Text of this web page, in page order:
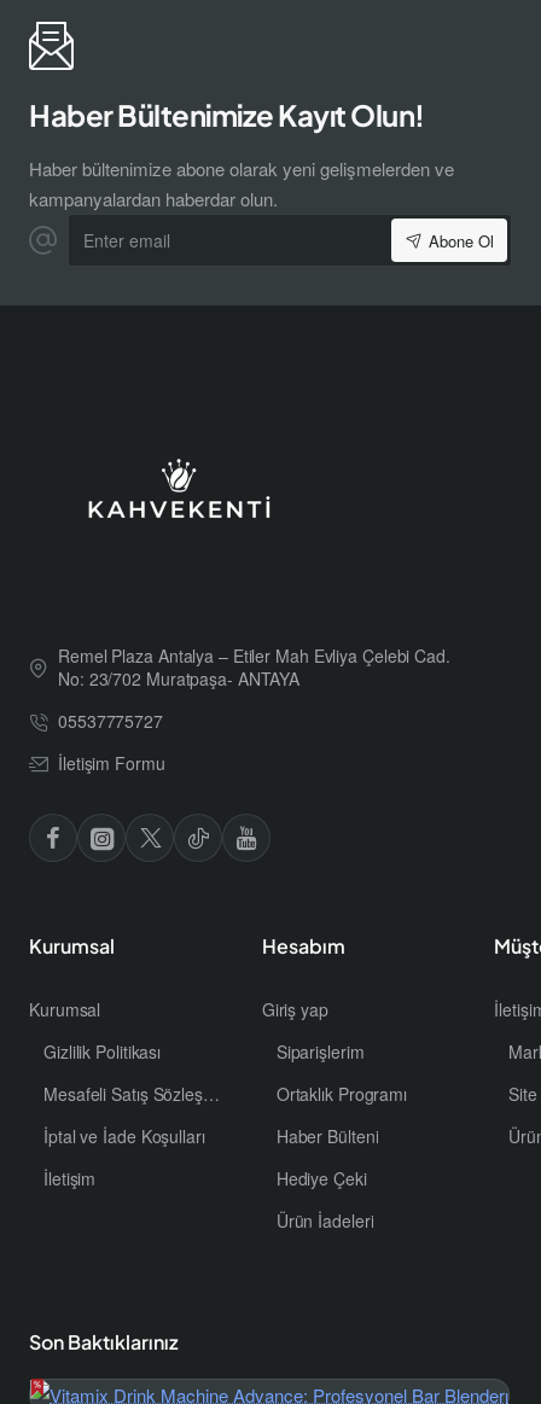
Haber Bültenimize Kayıt Olun!
Haber bültenimize abone olarak yeni gelişmelerden ve
kampanyalardan haberdar olun.
email
Abone Ol
Remel Plaza Antalya – Etiler Mah Evliya Çelebi Cad.
No: 23/702 Muratpaşa- ANTAYA
05537775727
İletişim Formu
Kurumsal
Kurumsal
Gizlilik Politikası
Mesafeli Satış Sözleşmesi
İptal ve İade Koşulları
İletişim
Hesabım
Giriş yap
Siparişlerim
Ortaklık Programı
Haber Bülteni
Hediye Çeki
Ürün İadeleri
Site
Son Baktıklarınız